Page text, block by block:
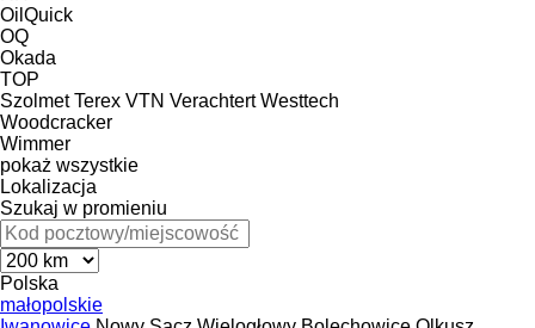
OilQuick
OQ
Okada
TOP
Szolmet Terex VTN Verachtert Westtech
Woodcracker
Wimmer
pokaż wszystkie
Lokalizacja
Szukaj w promieniu
Polska
małopolskie